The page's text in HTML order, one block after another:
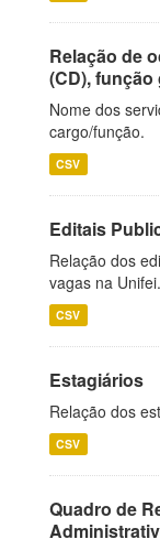
Relação de
(CD), função
Nome dos
cargo/função.
CSV
Editais
Relação dos
vagas na Unifei.
CSV
Estagiários
Relação dos
CSV
Quadro de